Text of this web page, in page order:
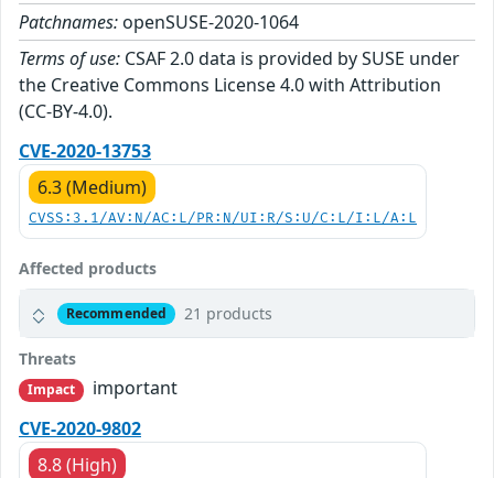
Patchnames: openSUSE-2020-1064
Terms of use: CSAF 2.0 data is provided by SUSE under
the Creative Commons License 4.0 with Attribution
(CC-BY-4.0).
CVE-2020-13753
6.3 (Medium)
CVSS:3.1/AV:N/AC:L/PR:N/UI:R/S:U/C:L/I:L/A:L
Affected products
Recommended 21 products
Threats
Impact
important
CVE-2020-9802
8.8 (High)